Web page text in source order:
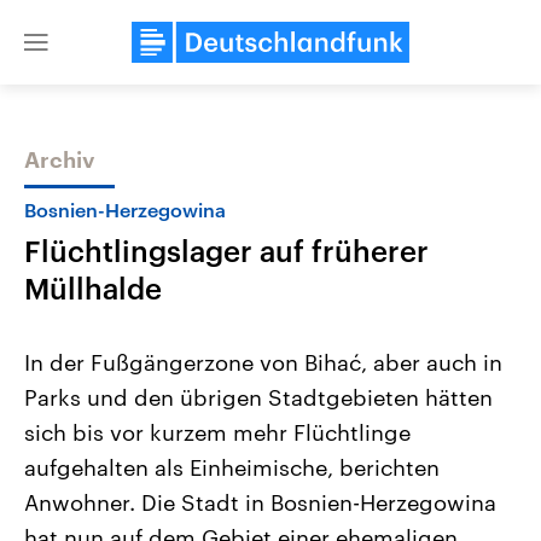
Close
Themen
Landtagswahl Sachsen-Anhalt
2026
Alle Informationen
Sachsen-Anhalt wählt am 6.
September 2026 einen neuen
Landtag. Seit 2021 wird das
Bundesland von einer Koalition aus
USA
Aktuelle Beiträge,
Hintergründe
Wirtschaftlich und
gehören die Vereinigten
den mächtigsten Ländern
mit großem Einfluss auf
Archiv
Bosnien-Herzegowina
Flüchtlingslager auf früherer
Müllhalde
In der Fußgängerzone von Bihać, aber auch in
Parks und den übrigen Stadtgebieten hätten
sich bis vor kurzem mehr Flüchtlinge
aufgehalten als Einheimische, berichten
Anwohner. Die Stadt in Bosnien-Herzegowina